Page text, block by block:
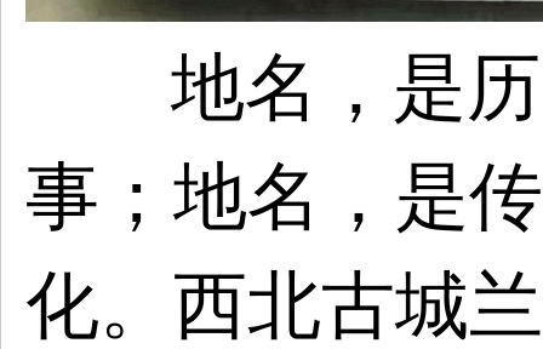
地名，是
事；地名，是
化。西北古城